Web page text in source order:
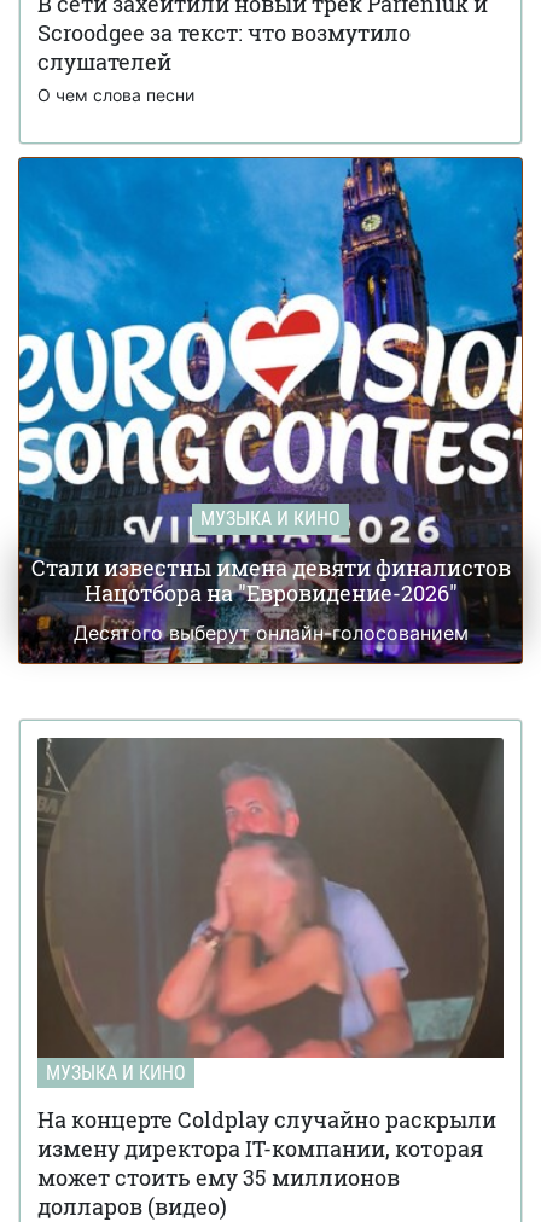
05 июля 15:12 Неожиданный сюжетный поворот: Лобода
выпустила клип, в котором она ломает руку (видео)
Scroodgee за текст: что возмутило
слушателей
О чем слова песни
МУЗЫКА И КИНО
Стали известны имена девяти финалистов
Нацотбора на "Евровидение-2026"
Десятого выберут онлайн-голосованием
МУЗЫКА И КИНО
На концерте Coldplay случайно раскрыли
измену директора IT-компании, которая
может стоить ему 35 миллионов
долларов (видео)